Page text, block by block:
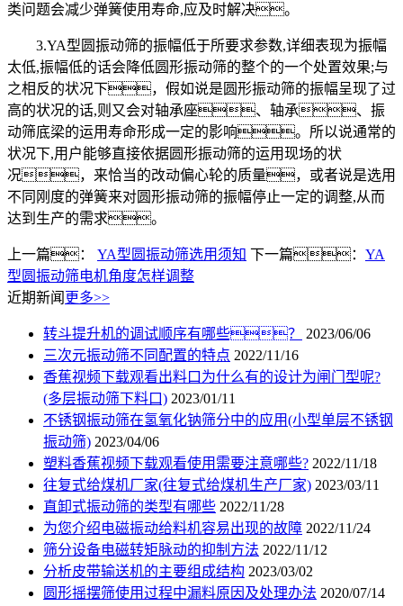
类问题会减少弹簧使用寿命,应及时解决。
3.YA型圆振动筛的振幅低于所要求参数,详细表现为振幅
太低,振幅低的话会降低圆形振动筛的整个的一个处置效果;与
之相反的状况下，假如说是圆形振动筛的振幅呈现了过
高的状况的话,则又会对轴承座、轴承、振
动筛底梁的运用寿命形成一定的影响。所以说通常的
状况下,用户能够直接依据圆形振动筛的运用现场的状
况，来恰当的改动偏心轮的质量，或者说是选用
不同刚度的弹簧来对圆形振动筛的振幅停止一定的调整,从而
达到生产的需求。
上一篇： YA型圆振动筛选用须知 下一篇： YA
型圆振动筛电机角度怎样调整
近期新闻 更多>>
转斗提升机的调试顺序有哪些？
2023/06/06
三次元振动筛不同配置的特点 2022/11/16
香蕉视频下载观看出料口为什么有的设计为闸门型呢?
(多层振动筛下料口) 2023/01/11
不锈钢振动筛在氢氧化钠筛分中的应用(小型单层不锈钢
振动筛) 2023/04/06
塑料香蕉视频下载观看使用需要注意哪些? 2022/11/18
往复式给煤机厂家(往复式给煤机生产厂家) 2023/03/11
直卸式振动筛的类型有哪些 2022/11/28
为您介绍电磁振动给料机容易出现的故障 2022/11/24
筛分设备电磁转矩脉动的抑制方法 2022/11/12
分析皮带输送机的主要组成结构 2023/03/02
圆形摇摆筛使用过程中漏料原因及处理办法 2020/07/14